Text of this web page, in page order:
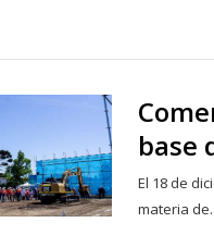
base
El 18 de
materia